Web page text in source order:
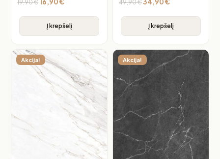
19,90€
Į krepšelį
49,90€
Į krepšelį
Akcija! Akcija!